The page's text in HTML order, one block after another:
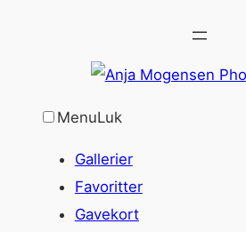
MenuLuk
Gallerier
Favoritter
Gavekort